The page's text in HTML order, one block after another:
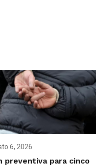
6, 2026
preventiva para cinco